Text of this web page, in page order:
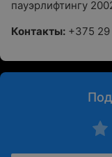
пауэрлифтингу
Контакты: +375 29